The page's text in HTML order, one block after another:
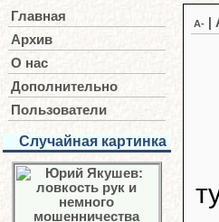
Главная
Архив
О нас
Дополнительно
Пользователи
Случайная картинка
A-